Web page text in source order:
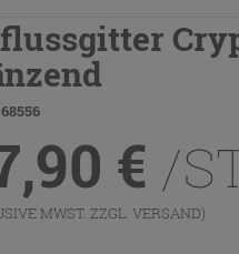
€ /
MWST. ZZGL. VERSAND)